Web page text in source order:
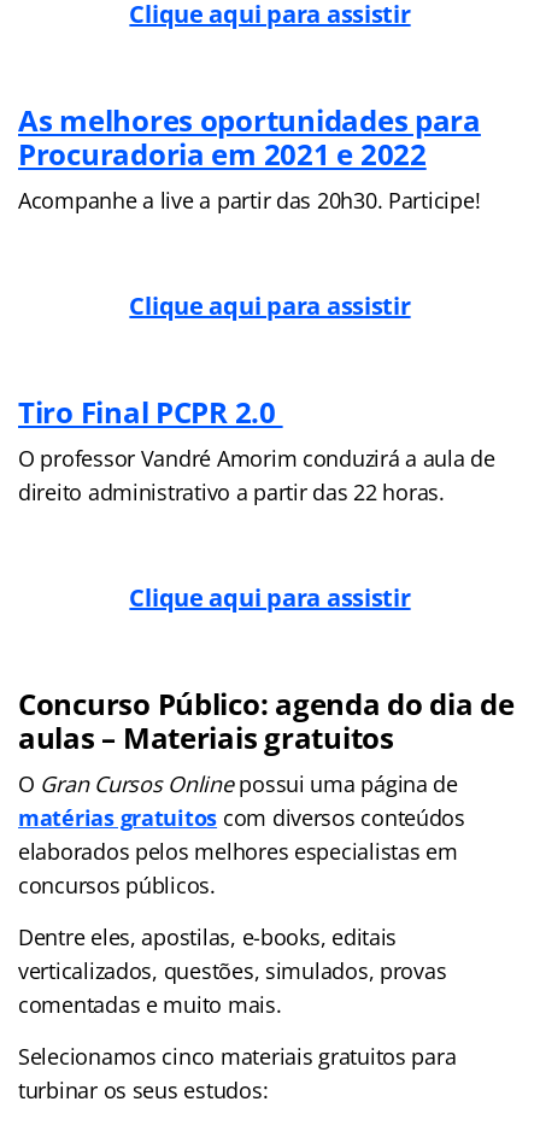
Clique aqui para assistir
As melhores oportunidades para
Procuradoria em 2021 e 2022
Acompanhe a live a partir das 20h30. Participe!
Clique aqui para assistir
Tiro Final PCPR 2.0
O professor Vandré Amorim conduzirá a aula de
direito administrativo a partir das 22 horas.
Clique aqui para assistir
Concurso Público: agenda do dia de
aulas – Materiais gratuitos
O Gran Cursos Onlinepossui uma página de
matérias gratuitos com diversos conteúdos
elaborados pelos melhores especialistas em
concursos públicos.
Dentre eles, apostilas, e-books, editais
verticalizados, questões, simulados, provas
comentadas e muito mais.
Selecionamos cinco materiais gratuitos para
turbinar os seus estudos: